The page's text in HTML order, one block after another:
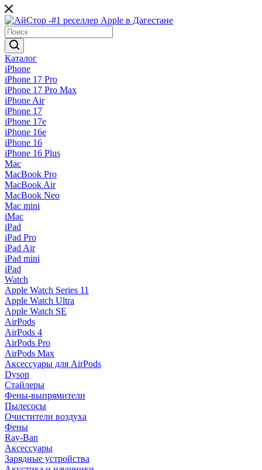
Каталог
iPhone
iPhone 17 Pro
iPhone 17 Pro Max
iPhone Air
iPhone 17
iPhone 17e
iPhone 16e
iPhone 16
iPhone 16 Plus
Mac
MacBook Pro
MacBook Air
MacBook Neo
Mac mini
iMac
iPad
iPad Pro
iPad Air
iPad mini
iPad
Watch
Apple Watch Series 11
Apple Watch Ultra
Apple Watch SE
AirPods
AirPods 4
AirPods Pro
AirPods Max
Аксессуары для AirPods
Dyson
Стайлеры
Фены-выпрямители
Пылесосы
Очистители воздуха
Фены
Ray-Ban
Аксессуары
Зарядные устройства